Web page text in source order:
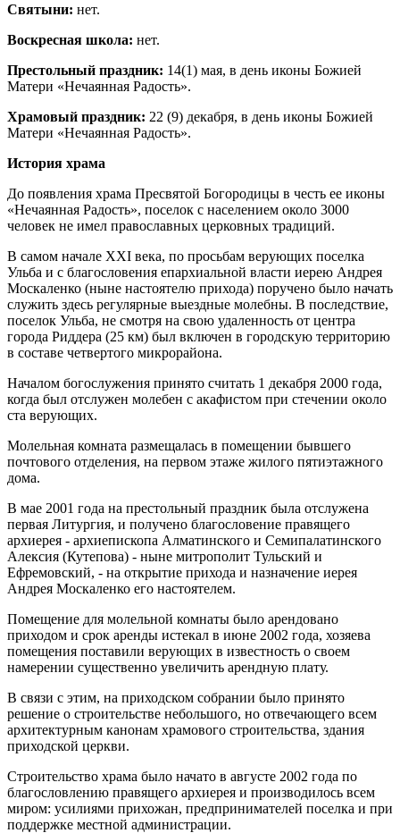
Святыни: нет.
Воскресная школа: нет.
Престольный праздник: 14(1) мая, в день иконы Божией
Матери «Нечаянная Радость».
Храмовый праздник: 22 (9) декабря, в день иконы Божией
Матери «Нечаянная Радость».
История храма
До появления храма Пресвятой Богородицы в честь ее иконы
«Нечаянная Радость», поселок с населением около 3000
человек не имел православных церковных традиций.
В самом начале XXI века, по просьбам верующих поселка
Ульба и с благословения епархиальной власти иерею Андрея
Москаленко (ныне настоятелю прихода) поручено было начать
служить здесь регулярные выездные молебны. В последствие,
поселок Ульба, не смотря на свою удаленность от центра
города Риддера (25 км) был включен в городскую территорию
в составе четвертого микрорайона.
Началом богослужения принято считать 1 декабря 2000 года,
когда был отслужен молебен с акафистом при стечении около
ста верующих.
Молельная комната размещалась в помещении бывшего
почтового отделения, на первом этаже жилого пятиэтажного
дома.
В мае 2001 года на престольный праздник была отслужена
первая Литургия, и получено благословение правящего
архиерея - архиепископа Алматинского и Семипалатинского
Алексия (Кутепова) - ныне митрополит Тульский и
Ефремовский, - на открытие прихода и назначение иерея
Андрея Москаленко его настоятелем.
Помещение для молельной комнаты было арендовано
приходом и срок аренды истекал в июне 2002 года, хозяева
помещения поставили верующих в известность о своем
намерении существенно увеличить арендную плату.
В связи с этим, на приходском собрании было принято
решение о строительстве небольшого, но отвечающего всем
архитектурным канонам храмового строительства, здания
приходской церкви.
Строительство храма было начато в августе 2002 года по
благословлению правящего архиерея и производилось всем
миром: усилиями прихожан, предпринимателей поселка и при
поддержке местной администрации.